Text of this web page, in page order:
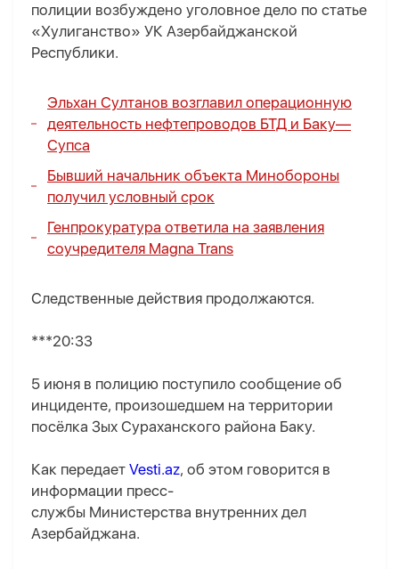
полиции возбуждено уголовное дело по статье
«Хулиганство» УК Азербайджанской
Республики.
Эльхан Султанов возглавил операционную
деятельность нефтепроводов БТД и Баку—
Супса
Бывший начальник объекта Минобороны
получил условный срок
Генпрокуратура ответила на заявления
соучредителя Magna Trans
Следственные действия продолжаются.
***20:33
5 июня в полицию поступило сообщение об
инциденте, произошедшем на территории
посёлка Зых Сураханского района Баку.
Как передает Vesti.az, об этом говорится в
информации пресс-
службы Министерства внутренних дел
Азербайджана.